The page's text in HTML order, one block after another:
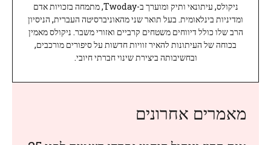
ניקולס, עיתונאי ותיק ומוערך ב-Twoday, מתמחה בזכויות אדם
ומדיניות בינלאומית. בעל תואר שני מהאוניברסיטה העברית, הניסיון
הרב שלו כולל דיווחים משטחים קרביים ואזורי משבר. ניקולס מאמין
בכוחה של העיתונות להאיר זוויות חדשות על סיפורים מורכבים,
ובחשיבותה ביצירת שינוי חברתי חיובי.
מאמרים אחרונים